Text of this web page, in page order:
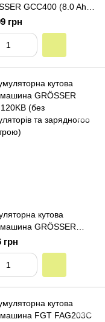
GCC400 (8.0 Ah
пристрій)
грн
кутова
GRÖSSER
(без
та зарядногоо
грн